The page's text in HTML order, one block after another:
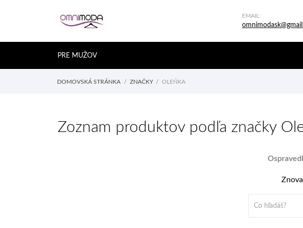
EMAIL:
PRE MUŽOV
DOMOVSKÁ STRÁNKA ZNAČKY OLEŃKA
Zoznam produktov podľa značky